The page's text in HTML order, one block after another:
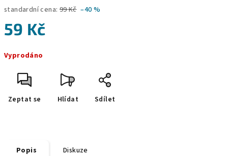
standardní cena: 99 Kč –40 %
59 Kč
cena:
Vyprodáno
Zeptat se Hlídat Sdílet
Popis Diskuze